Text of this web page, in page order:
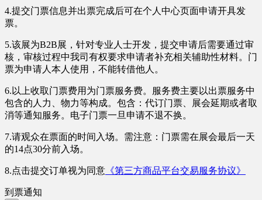
4.提交门票信息并出票完成后可在个人中心页面申请开具发
票。
5.该展为B2B展，针对专业人士开发，提交申请后需要通过审
核，审核过程中我司有权要求申请者补充相关辅助性材料。门
票为申请人本人使用，不能转借他人。
6.以上收取门票费用为门票服务费。服务费主要以出票服务中
包含的人力、物力等构成。包含：代订门票、展会延期或者取
消等通知服务。 电子门票一旦申请不退不换。
7.请观众在票面的时间入场。需注意： 门票需在展会最后一天
的14点30分前入场。
8.点击提交订单视为同意 《第三方商品平台交易服务协议》
到票通知